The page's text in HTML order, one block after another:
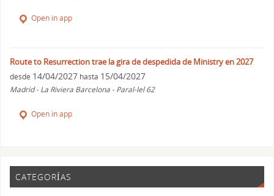
Open in app
Route to Resurrection trae la gira de despedida de Ministry en 2027
desde 14/04/2027 hasta 15/04/2027
Madrid - La Riviera Barcelona - Paral-lel 62
Open in app
CATEGORÍAS